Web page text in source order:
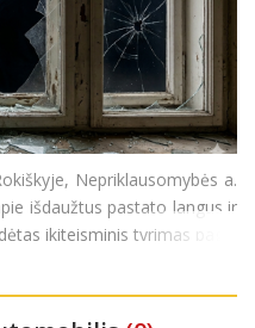
Nepriklausomybės a.
išdaužtus pastato langus ir
ikiteisminis tyrimas pagal
sugadinimas).